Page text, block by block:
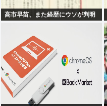
高市早苗、また経歴にウソが判明